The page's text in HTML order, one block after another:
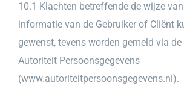
10.1 Klachten betreffende de wijze
informatie van de Gebruiker of Cliënt
gewenst, tevens worden gemeld via
Autoriteit Persoonsgegevens
(www.autoriteitpersoonsgegevens.nl).